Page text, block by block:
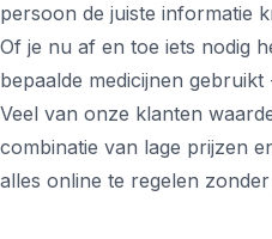
persoon de juiste informatie
Of je nu af en toe iets nodig
bepaalde medicijnen
Veel van onze klanten
combinatie van lage prijzen
alles online te regelen zonder